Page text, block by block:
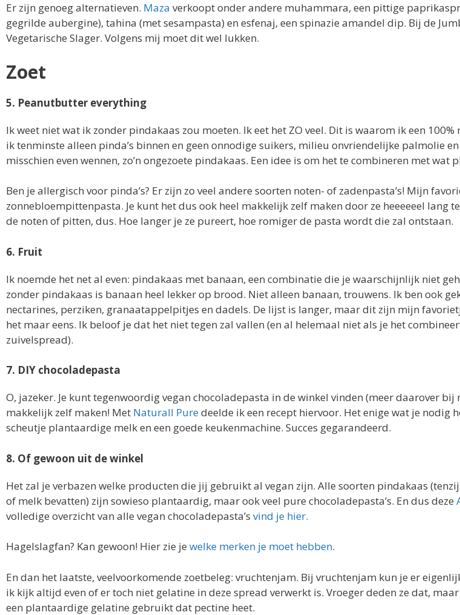
Er zijn genoeg alternatieven. Maza verkoopt onder andere muhammara, een pittige
gegrilde aubergine), tahina (met sesampasta) en esfenaj, een spinazie amandel dip. Bij de
Vegetarische Slager. Volgens mij moet dit wel lukken.
Zoet
5. Peanutbutter everything
Ik weet niet wat ik zonder pindakaas zou moeten. Ik eet het ZO veel. Dit is waarom ik een
ik tenminste alleen pinda’s binnen en geen onnodige suikers, milieu onvriendelijke palmolie
misschien even wennen, zo’n ongezoete pindakaas. Een idee is om het te combineren met wat
Ben je allergisch voor pinda’s? Er zijn zo veel andere soorten noten- of zadenpasta’s! Mijn
zonnebloempittenpasta. Je kunt het dus ook heel makkelijk zelf maken door ze heeeeeel lang
de noten of pitten, dus. Hoe langer je ze pureert, hoe romiger de pasta wordt die zal ontstaan.
6. Fruit
Ik noemde het net al even: pindakaas met banaan, een combinatie die je waarschijnlijk niet
zonder pindakaas is banaan heel lekker op brood. Niet alleen banaan, trouwens. Ik ben ook
nectarines, perziken, granaatappelpitjes en dadels. De lijst is langer, maar dit zijn mijn
het maar eens. Ik beloof je dat het niet tegen zal vallen (en al helemaal niet als je het
zuivelspread).
7. DIY chocoladepasta
O, jazeker. Je kunt tegenwoordig vegan chocoladepasta in de winkel vinden (meer daarover
makkelijk zelf maken! Met Naturall Puredeelde ik een recept hiervoor. Het enige wat je nodig
scheutje plantaardige melk en een goede keukenmachine. Succes gegarandeerd.
8. Of gewoon uit de winkel
Het zal je verbazen welke producten die jij gebruikt al vegan zijn. Alle soorten pindakaas
of melk bevatten) zijn sowieso plantaardig, maar ook veel pure chocoladepasta’s. En dus deze
volledige overzicht van alle vegan chocoladepasta’s vind je hier.
Hagelslagfan? Kan gewoon! Hier zie je welke merken je moet hebben.
En dan het laatste, veelvoorkomende zoetbeleg: vruchtenjam. Bij vruchtenjam kun je er
ik kijk altijd even of er toch niet gelatine in deze spread verwerkt is. Vroeger deden ze dat,
een plantaardige gelatine gebruikt dat pectine heet.